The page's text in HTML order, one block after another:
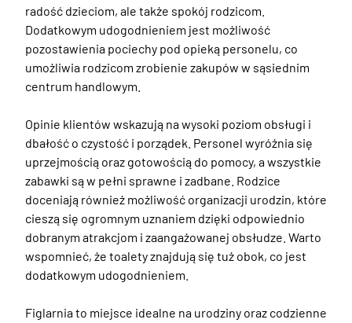
radość dzieciom, ale także spokój rodzicom.
Dodatkowym udogodnieniem jest możliwość
pozostawienia pociechy pod opieką personelu, co
umożliwia rodzicom zrobienie zakupów w sąsiednim
centrum handlowym.
Opinie klientów wskazują na wysoki poziom obsługi i
dbałość o czystość i porządek. Personel wyróżnia się
uprzejmością oraz gotowością do pomocy, a wszystkie
zabawki są w pełni sprawne i zadbane. Rodzice
doceniają również możliwość organizacji urodzin, które
cieszą się ogromnym uznaniem dzięki odpowiednio
dobranym atrakcjom i zaangażowanej obsłudze. Warto
wspomnieć, że toalety znajdują się tuż obok, co jest
dodatkowym udogodnieniem.
Figlarnia to miejsce idealne na urodziny oraz codzienne